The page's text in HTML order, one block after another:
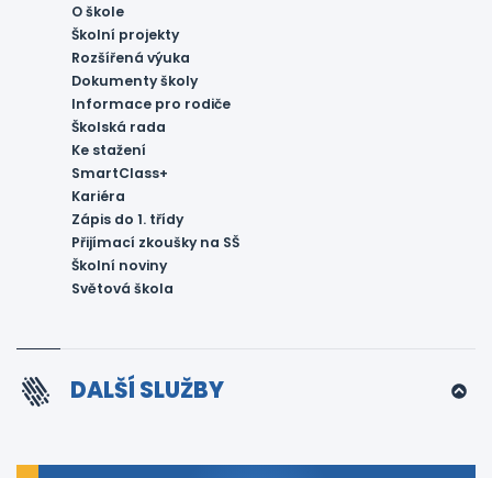
O škole
Školní projekty
Rozšířená výuka
Dokumenty školy
Informace pro rodiče
Školská rada
Ke stažení
SmartClass+
Kariéra
Zápis do 1. třídy
Přijímací zkoušky na SŠ
Školní noviny
Světová škola
DALŠÍ SLUŽBY